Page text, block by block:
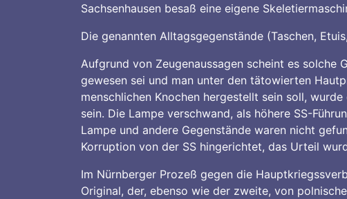
Sachsenhausen besaß eine eigene
Die genannten Alltagsgegenstände (Taschen,
Aufgrund von Zeugenaussagen scheint es solche
gewesen sei und man unter den tätowierten
menschlichen Knochen hergestellt sein soll,
sein. Die Lampe verschwand, als höhere SS-
Lampe und andere Gegenstände waren nicht
Korruption von der SS hingerichtet, das Urteil
Im Nürnberger Prozeß gegen die
Original, der, ebenso wie der zweite, von